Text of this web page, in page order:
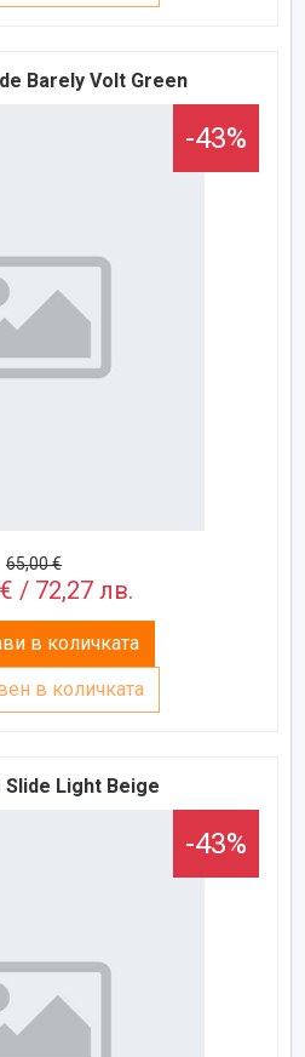
Barely Volt Green
-43%
65,00 €
/ 72,27 лв.
в количката
в количката
Slide Light Beige
-43%